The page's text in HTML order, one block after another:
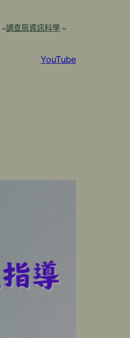
調查局資訊科學
YouTube